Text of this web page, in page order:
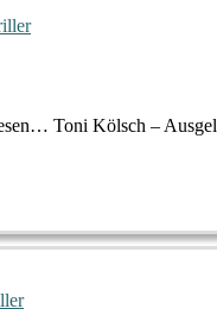
Toni Kölsch –